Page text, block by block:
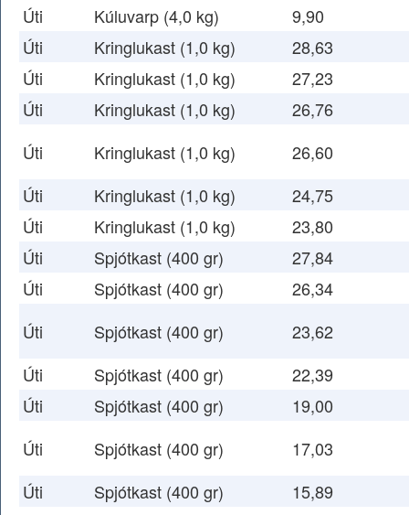
Úti
Kúluvarp (4,0 kg)
9,90
Úti
Kringlukast (1,0 kg)
28,63
Úti
Kringlukast (1,0 kg)
27,23
Úti
Kringlukast (1,0 kg)
26,76
Úti
Kringlukast (1,0 kg)
26,60
Úti
Kringlukast (1,0 kg)
24,75
Úti
Kringlukast (1,0 kg)
23,80
Úti
Spjótkast (400 gr)
27,84
Úti
Spjótkast (400 gr)
26,34
Úti
Spjótkast (400 gr)
23,62
Úti
Spjótkast (400 gr)
22,39
Úti
Spjótkast (400 gr)
19,00
Úti
Spjótkast (400 gr)
17,03
Úti
Spjótkast (400 gr)
15,89